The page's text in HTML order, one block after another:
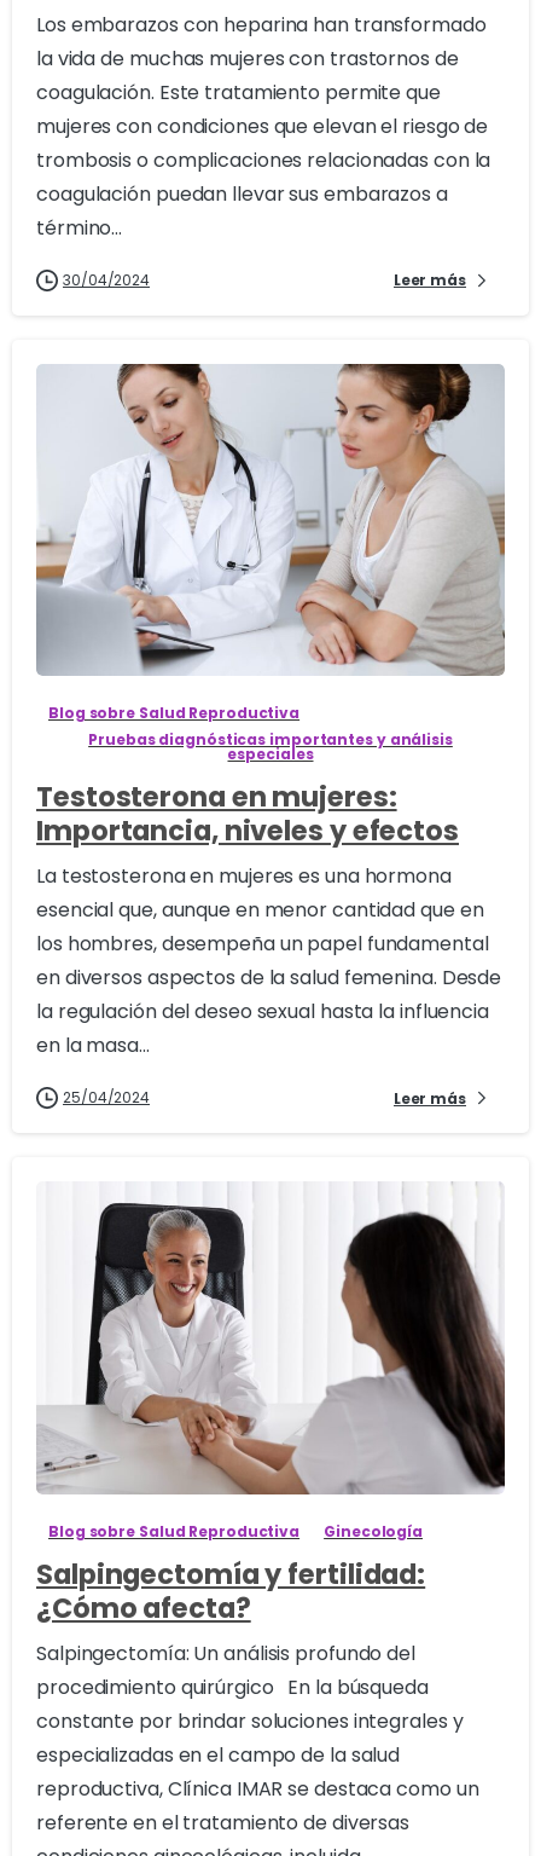
Los embarazos con heparina han transformado
la vida de muchas mujeres con trastornos de
coagulación. Este tratamiento permite que
mujeres con condiciones que elevan el riesgo de
trombosis o complicaciones relacionadas con la
coagulación puedan llevar sus embarazos a
término...
30/04/2024 Leer más
3
Blog sobre Salud Reproductiva
Pruebas diagnósticas importantes y análisis
especiales
Testosterona en mujeres:
Importancia, niveles y efectos
La testosterona en mujeres es una hormona
esencial que, aunque en menor cantidad que en
los hombres, desempeña un papel fundamental
en diversos aspectos de la salud femenina. Desde
la regulación del deseo sexual hasta la influencia
en la masa...
25/04/2024 Leer más
1
Blog sobre Salud Reproductiva Ginecología
Salpingectomía y fertilidad:
¿Cómo afecta?
Salpingectomía: Un análisis profundo del
procedimiento quirúrgico En la búsqueda
constante por brindar soluciones integrales y
especializadas en el campo de la salud
reproductiva, Clínica IMAR se destaca como un
referente en el tratamiento de diversas